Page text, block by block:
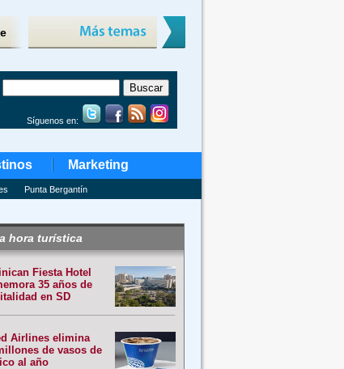
Síguenos en:
Marketing
Punta Bergantín
hora turística
Fiesta Hotel
35 años de
en SD
Airlines elimina
de vasos de
al año